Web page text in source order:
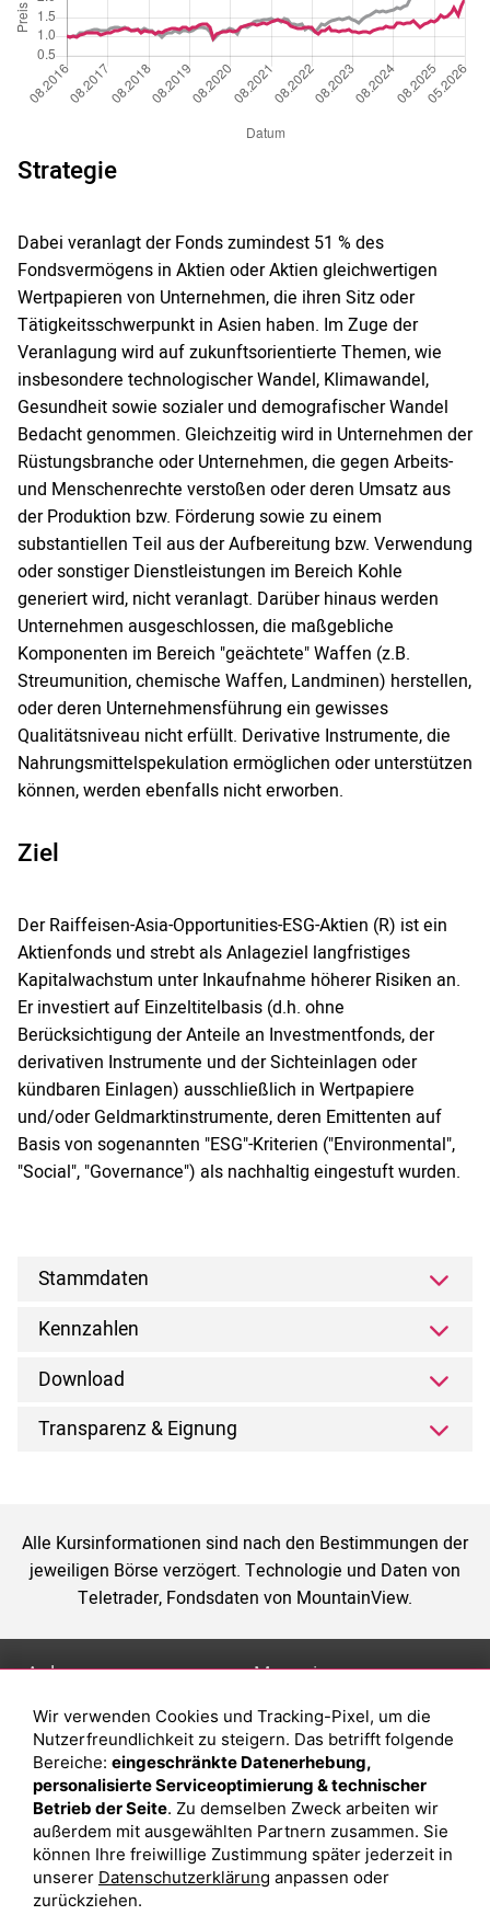
Strategie
Dabei veranlagt der Fonds zumindest 51 % des
Fondsvermögens in Aktien oder Aktien gleichwertigen
Wertpapieren von Unternehmen, die ihren Sitz oder
Tätigkeitsschwerpunkt in Asien haben. Im Zuge der
Veranlagung wird auf zukunftsorientierte Themen, wie
insbesondere technologischer Wandel, Klimawandel,
Gesundheit sowie sozialer und demografischer Wandel
Bedacht genommen. Gleichzeitig wird in Unternehmen der
Rüstungsbranche oder Unternehmen, die gegen Arbeits-
und Menschenrechte verstoßen oder deren Umsatz aus
der Produktion bzw. Förderung sowie zu einem
substantiellen Teil aus der Aufbereitung bzw. Verwendung
oder sonstiger Dienstleistungen im Bereich Kohle
generiert wird, nicht veranlagt. Darüber hinaus werden
Unternehmen ausgeschlossen, die maßgebliche
Komponenten im Bereich "geächtete" Waffen (z.B.
Streumunition, chemische Waffen, Landminen) herstellen,
oder deren Unternehmensführung ein gewisses
Qualitätsniveau nicht erfüllt. Derivative Instrumente, die
Nahrungsmittelspekulation ermöglichen oder unterstützen
können, werden ebenfalls nicht erworben.
Ziel
Der Raiffeisen-Asia-Opportunities-ESG-Aktien (R) ist ein
Aktienfonds und strebt als Anlageziel langfristiges
Kapitalwachstum unter Inkaufnahme höherer Risiken an.
Er investiert auf Einzeltitelbasis (d.h. ohne
Berücksichtigung der Anteile an Investmentfonds, der
derivativen Instrumente und der Sichteinlagen oder
kündbaren Einlagen) ausschließlich in Wertpapiere
und/oder Geldmarktinstrumente, deren Emittenten auf
Basis von sogenannten "ESG"-Kriterien ("Environmental",
"Social", "Governance") als nachhaltig eingestuft wurden.
Stammdaten
Kennzahlen
Download
Transparenz & Eignung
Alle Kursinformationen sind nach den Bestimmungen der
jeweiligen Börse verzögert. Technologie und Daten von
Teletrader, Fondsdaten von MountainView.
Anlage
Depot eröffnen
Depot vergleichen
Junior Depot
Top-Seller-Fonds
Top-Fonds
Fonds-Suche
Magazin
Was sind sind ETFs?
Sparplan Vorteile
Was ist ein Fonds?
Wir verwenden Cookies und Tracking-Pixel, um die
Nutzerfreundlichkeit zu steigern. Das betrifft folgende
Bereiche: eingeschränkte Datenerhebung,
personalisierte Serviceoptimierung & technischer
Betrieb der Seite. Zu demselben Zweck arbeiten wir
außerdem mit ausgewählten Partnern zusammen. Sie
können Ihre freiwillige Zustimmung später jederzeit in
unserer Datenschutzerklärung anpassen oder
zurückziehen.